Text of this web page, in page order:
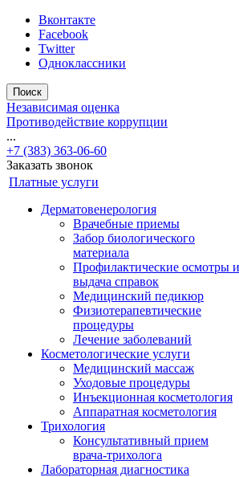
Вконтакте
Facebook
Twitter
Одноклассники
Поиск
Независимая оценка
Противодействие коррупции
...
+7 (383) 363-06-60
Заказать звонок
Платные услуги
Дерматовенерология
Врачебные приемы
Забор биологического
материала
Профилактические осмотры и
выдача справок
Медицинский педикюр
Физиотерапевтические
процедуры
Лечение заболеваний
Косметологические услуги
Медицинский массаж
Уходовые процедуры
Инъекционная косметология
Аппаратная косметология
Трихология
Консультативный прием
врача-трихолога
Лабораторная диагностика